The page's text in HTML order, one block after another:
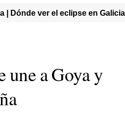
| Dónde ver el eclipse en Galicia
une a Goya y